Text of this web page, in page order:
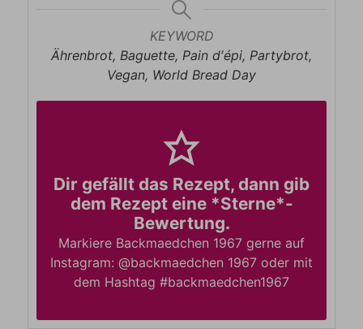
KEYWORD
Ährenbrot, Baguette, Pain d′épi, Partybrot,
Vegan, World Bread Day
Dir gefällt das Rezept, dann gib
dem Rezept eine *Sterne*-
Bewertung.
Markiere Backmaedchen 1967 gerne auf
Instagram: @backmaedchen 1967 oder mit
dem Hashtag #backmaedchen1967